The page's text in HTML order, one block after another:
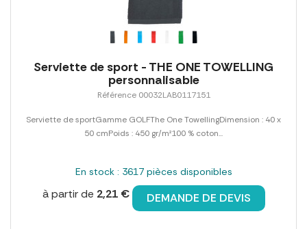
Serviette de sport - THE ONE TOWELLING
personnalisable
Référence 00032LAB0117151
Serviette de sportGamme GOLFThe One TowellingDimension : 40 x
50 cmPoids : 450 gr/m²100 % coton...
En stock : 3617 pièces disponibles
à partir de 2,21 € DEMANDE DE DEVIS